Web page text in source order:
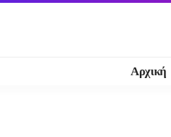
Αρχική